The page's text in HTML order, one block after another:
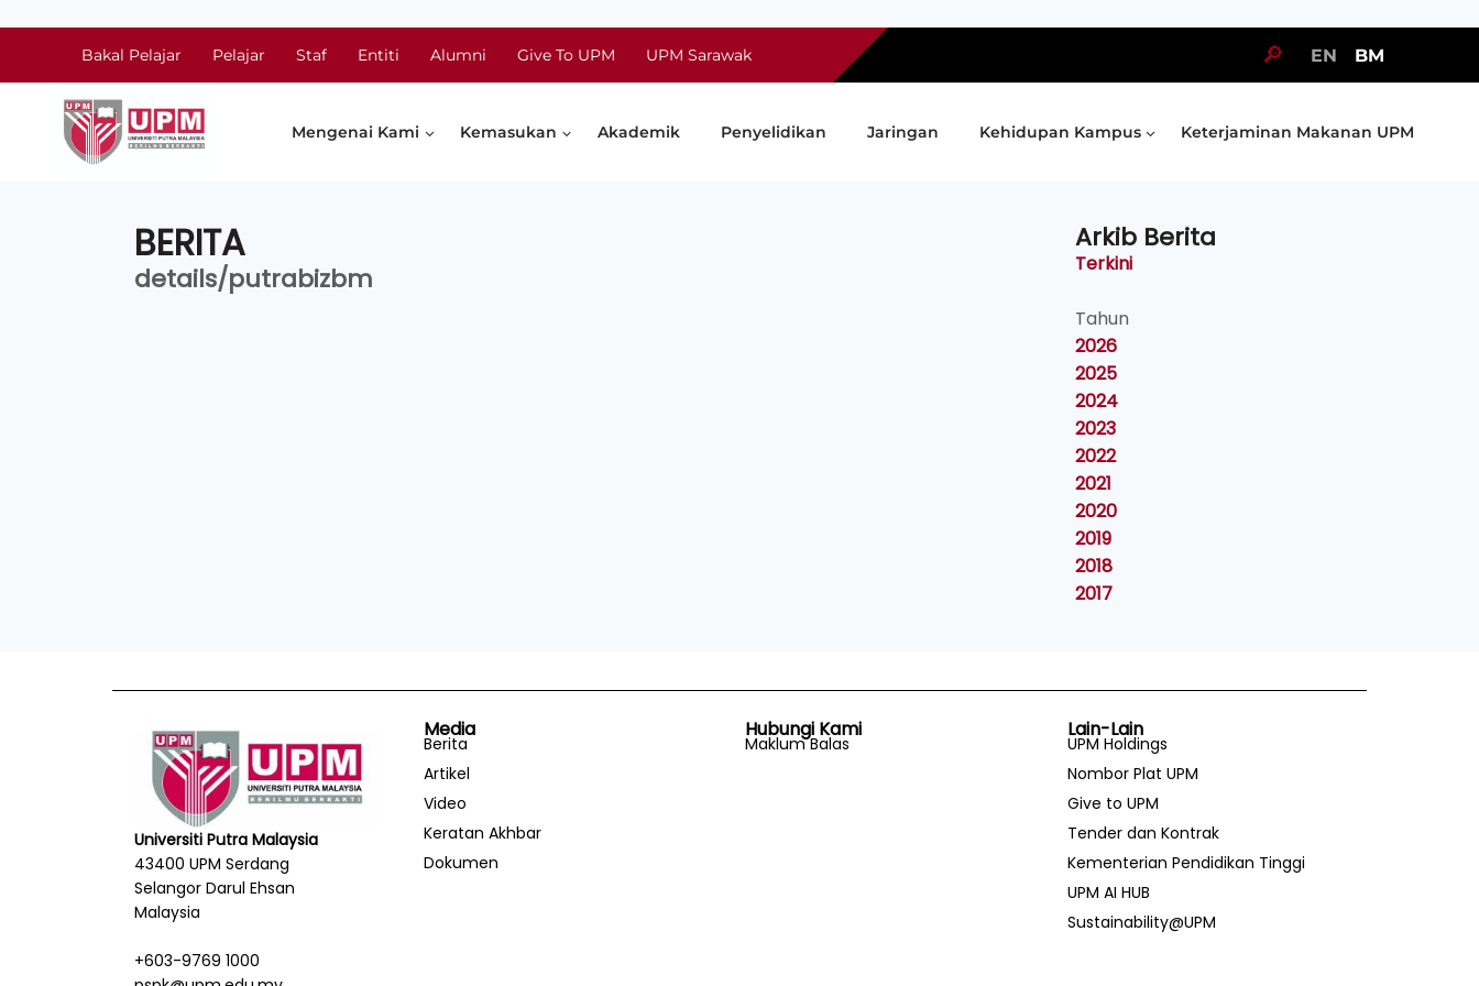
Bakal Pelajar Pelajar Staf Entiti Alumni Give To UPM UPM Sarawak 🔎 EN BM
Mengenai Kami Kemasukan Akademik Penyelidikan Jaringan Kehidupan Kampus Keterjaminan Makanan UPM
BERITA
details/putrabizbm
Arkib Berita
Terkini
Tahun
2026
2025
2024
2023
2022
2021
2020
2019
2018
2017
Universiti Putra Malaysia
43400 UPM Serdang
Selangor Darul Ehsan
Malaysia
+603-9769 1000
Media
Berita
Artikel
Video
Keratan Akhbar
Dokumen
Hubungi Kami
Maklum Balas
Lain-Lain
UPM Holdings
Nombor Plat UPM
Give to UPM
Tender dan Kontrak
Kementerian Pendidikan Tinggi
UPM AI HUB
Sustainability@UPM